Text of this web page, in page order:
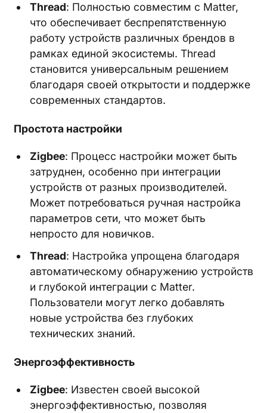
Thread: Полностью совместим с Matter,
что обеспечивает беспрепятственную
работу устройств различных брендов в
рамках единой экосистемы. Thread
становится универсальным решением
благодаря своей открытости и поддержке
современных стандартов.
Простота настройки
Zigbee: Процесс настройки может быть
затруднен, особенно при интеграции
устройств от разных производителей.
Может потребоваться ручная настройка
параметров сети, что может быть
непросто для новичков.
Thread: Настройка упрощена благодаря
автоматическому обнаружению устройств
и глубокой интеграции с Matter.
Пользователи могут легко добавлять
новые устройства без глубоких
технических знаний.
Энергоэффективность
Zigbee: Известен своей высокой
энергоэффективностью, позволяя